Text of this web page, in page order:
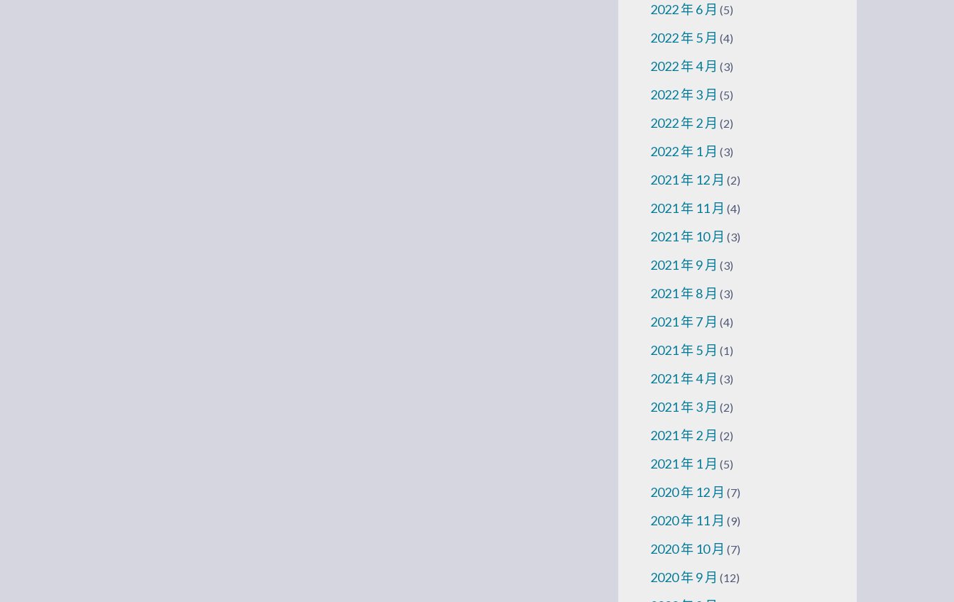
2022 年 6 月 (5)
2022 年 5 月 (4)
2022 年 4 月 (3)
2022 年 3 月 (5)
2022 年 2 月 (2)
2022 年 1 月 (3)
2021 年 12 月 (2)
2021 年 11 月 (4)
2021 年 10 月 (3)
2021 年 9 月 (3)
2021 年 8 月 (3)
2021 年 7 月 (4)
2021 年 5 月 (1)
2021 年 4 月 (3)
2021 年 3 月 (2)
2021 年 2 月 (2)
2021 年 1 月 (5)
2020 年 12 月 (7)
2020 年 11 月 (9)
2020 年 10 月 (7)
2020 年 9 月 (12)